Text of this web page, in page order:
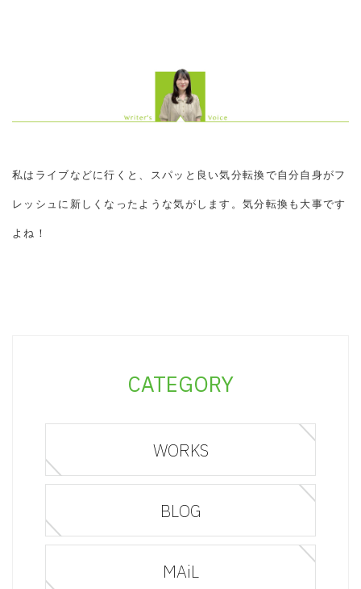
私はライブなどに行くと、スパッと良い気分転換で自分自身がフ
レッシュに新しくなったような気がします。気分転換も大事です
よね！
CATEGORY
WORKS
BLOG
MAiL